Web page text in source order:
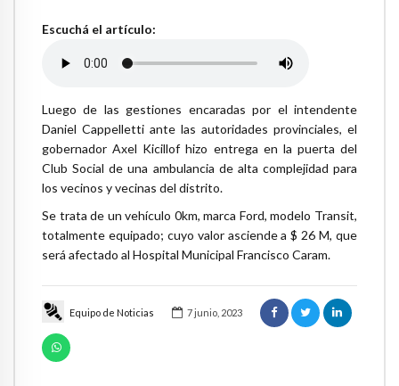
Equipo de Noticias 7 junio, 2023
Escuchá el artículo:
Luego de las gestiones encaradas por el intendente
Daniel Cappelletti ante las autoridades provinciales, el
gobernador Axel Kicillof hizo entrega en la puerta del
Club Social de una ambulancia de alta complejidad para
los vecinos y vecinas del distrito.
Se trata de un vehículo 0km, marca Ford, modelo Transit,
totalmente equipado; cuyo valor asciende a $ 26 M, que
será afectado al Hospital Municipal Francisco Caram.